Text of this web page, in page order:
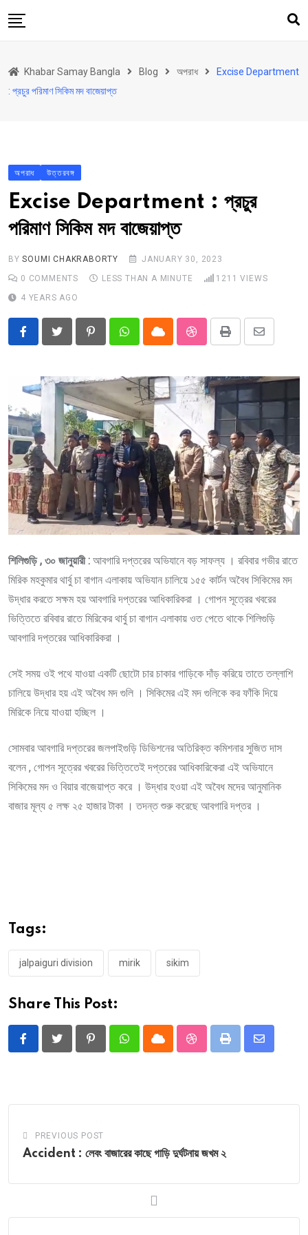
to
উত্তরবঙ্গ
আরও কিছু
Contact
Khabar Samay Bangla Blog অপরাধ
Excise Department
: প্রচুর পরিমাণ সিকিম মদ বাজেয়াপ্ত
অপরাধ উত্তরবঙ্গ
Excise Department : প্রচুর
পরিমাণ সিকিম মদ বাজেয়াপ্ত
BYSOUMI CHAKRABORTY
JANUARY 30, 2023
0 COMMENTS LESS THAN A MINUTE 1211 VIEWS
4 YEARS AGO
PinterestWhatsappCloud StumbleUpon
Print
Share
Email
শিলিগুড়ি , ৩০ জানুয়ারী : আবগারি দপ্তরের অভিযানে বড় সাফল্য । রবিবার গভীর রাতে
মিরিক মহকুমার থার্বু চা বাগান এলাকায় অভিযান চালিয়ে ১৫৫ কার্টন অবৈধ সিকিমের মদ
উদ্ধার করতে সক্ষম হয় আবগারি দপ্তরের আধিকারিকরা । গোপন সূত্রের খবরের
ভিত্তিতে রবিবার রাতে মিরিকের থার্বু চা বাগান এলাকায় ওত পেতে থাকে শিলিগুড়ি
আবগারি দপ্তরের আধিকারিকরা ।
সেই সময় ওই পথে যাওয়া একটি ছোটো চার চাকার গাড়িকে দাঁড় করিয়ে তাতে তল্লাশি
চালিয়ে উদ্ধার হয় এই অবৈধ মদ গুলি । সিকিমের এই মদ গুলিকে কর ফাঁকি দিয়ে
মিরিকে নিয়ে যাওয়া হচ্ছিল ।
সোমবার আবগারি দপ্তরের জলপাইগুড়ি ডিভিশনের অতিরিক্ত কমিশনার সুজিত দাস
বলেন , গোপন সূত্রের খবরের ভিত্তিতেই দপ্তরের আধিকারিকেরা এই অভিযানে
সিকিমের মদ ও বিয়ার বাজেয়াপ্ত করে । উদ্ধার হওয়া এই অবৈধ মদের আনুমানিক
বাজার মূল্য ৫ লক্ষ ২৫ হাজার টাকা । তদন্ত শুরু করেছে আবগারি দপ্তর ।
Tags:
jalpaiguri division mirik sikim
Share This Post:
PinterestWhatsappCloud StumbleUpon
Print
Share
PREVIOUS POST
Accident : লেবং বাজারের কাছে গাড়ি দুর্ঘটনায় জখম ২